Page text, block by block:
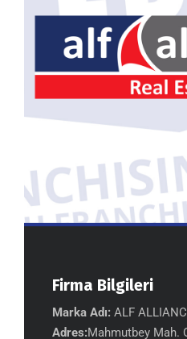
Firma Bilgileri
Marka Adı: ALF
Adres:Mahmutbey Mah.